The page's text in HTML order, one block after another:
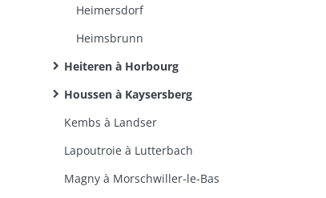
Heimersdorf
Heimsbrunn
Heiteren à Horbourg
Houssen à Kaysersberg
Kembs à Landser
Lapoutroie à Lutterbach
Magny à Morschwiller-le-Bas